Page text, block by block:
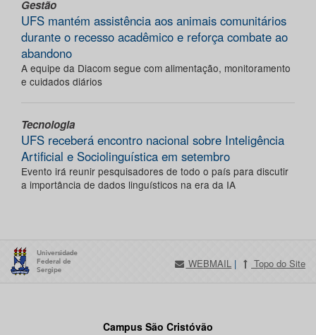
Gestão
UFS mantém assistência aos animais comunitários
durante o recesso acadêmico e reforça combate ao
abandono
A equipe da Diacom segue com alimentação, monitoramento
e cuidados diários
Tecnologia
UFS receberá encontro nacional sobre Inteligência
Artificial e Sociolinguística em setembro
Evento irá reunir pesquisadores de todo o país para discutir
a importância de dados linguísticos na era da IA
WEBMAIL | Topo do Site
Campus São Cristóvão